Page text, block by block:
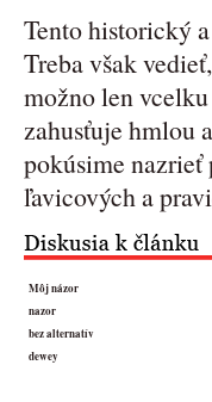
Tento historický
Treba však
možno len
zahusťuje hmlou
pokúsime nazrieť
ľavicových a
Môj názor
nazor
bez alternatív
dewey